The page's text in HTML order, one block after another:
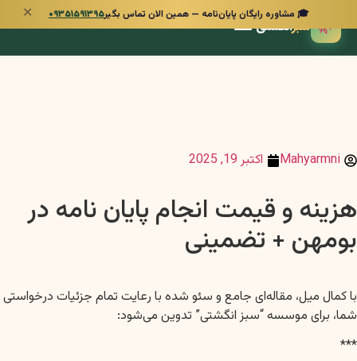
🎓 مشاوره رایگان پایان‌نامه — همین الان تماس بگیر۰۹۳۵۱۵۹۱۳۹۵ ✕
🌿 سبزانگشتی
Mahyarmni اکتبر 19, 2025
هزینه و قیمت انجام پایان نامه در
بومهن + تضمینی
با کمال میل، مقاله‌ای جامع و سئو شده با رعایت تمام جزئیات درخواستی
شما، برای موسسه “سبز انگشتی” تدوین می‌شود:
***